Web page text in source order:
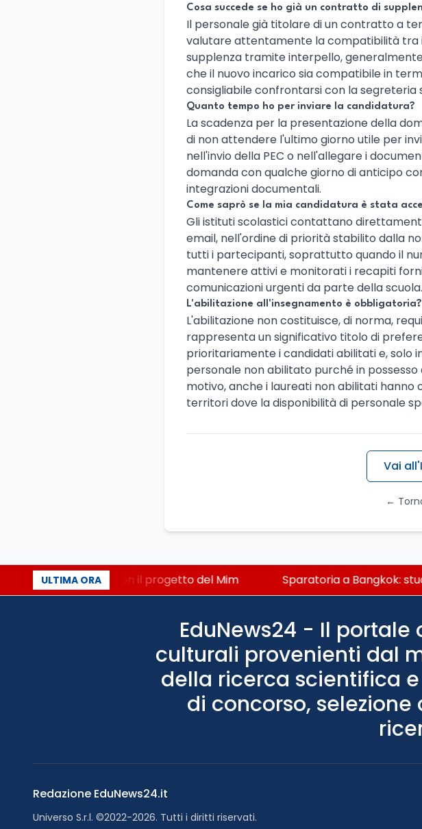
Cosa succede se ho già un contratto di
Il personale già titolare di un contratto a
valutare attentamente la compatibilità tra
supplenza tramite interpello,
che il nuovo incarico sia compatibile in
consigliabile confrontarsi con la
Quanto tempo ho per inviare la candidatura?
La scadenza per la presentazione della
di non attendere l'ultimo giorno utile per
nell'invio della PEC o nell'allegare i
domanda con qualche giorno di anticipo
integrazioni documentali.
Come saprò se la mia candidatura è stata
Gli istituti scolastici contattano
email, nell'ordine di priorità stabilito dalla
tutti i partecipanti, soprattutto quando il
mantenere attivi e monitorati i recapiti
comunicazioni urgenti da parte della scuola.
L'abilitazione all'insegnamento è obbligatoria?
L'abilitazione non costituisce, di norma,
rappresenta un significativo titolo di
prioritariamente i candidati abilitati e, solo
personale non abilitato purché in
motivo, anche i laureati non abilitati
territori dove la disponibilità di personale
Vai
←
ULTIMA ORA
STEM a Lerici con il progetto del Mim Sparatoria a Bangkok:
EduNews24 - Il
culturali provenienti dal
della ricerca scientifica
di concorso,
Redazione EduNews24.it
Universo S.r.l. ©2022-2026. Tutti i diritti riservati.